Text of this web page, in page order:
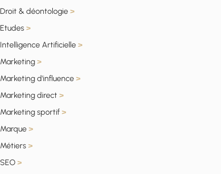
Droit & déontologie >
Etudes >
Intelligence Artificielle >
Marketing >
Marketing d'influence >
Marketing direct >
Marketing sportif >
Marque >
Métiers >
SEO >